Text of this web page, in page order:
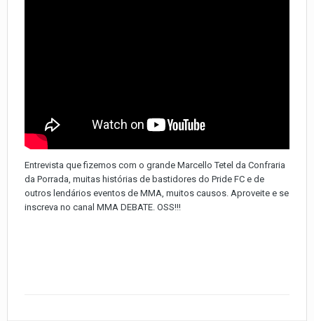
Entrevista que fizemos com o grande Marcello Tetel da Confraria
da Porrada, muitas histórias de bastidores do Pride FC e de
outros lendários eventos de MMA, muitos causos. Aproveite e se
inscreva no canal MMA DEBATE. OSS!!!